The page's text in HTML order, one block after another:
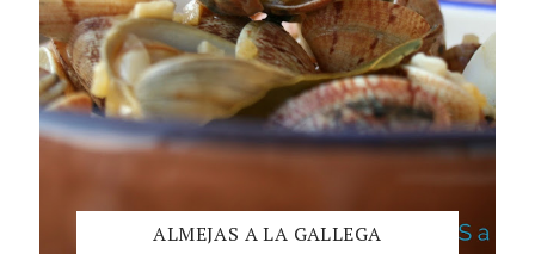
ALMEJAS A LA GALLEGA